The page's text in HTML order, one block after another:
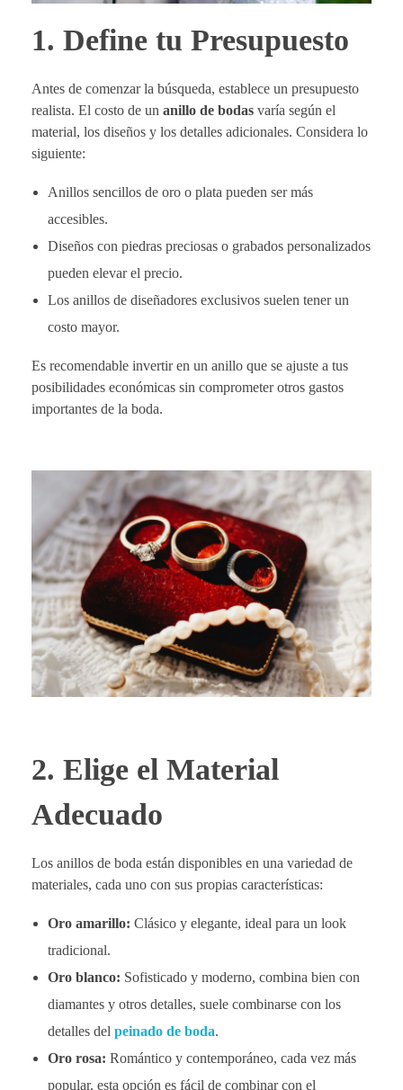
1. Define tu Presupuesto
Antes de comenzar la búsqueda, establece un presupuesto
realista. El costo de un anillo de bodas varía según el
material, los diseños y los detalles adicionales. Considera lo
siguiente:
Anillos sencillos de oro o plata pueden ser más
accesibles.
Diseños con piedras preciosas o grabados personalizados
pueden elevar el precio.
Los anillos de diseñadores exclusivos suelen tener un
costo mayor.
Es recomendable invertir en un anillo que se ajuste a tus
posibilidades económicas sin comprometer otros gastos
importantes de la boda.
2. Elige el Material
Adecuado
Los anillos de boda están disponibles en una variedad de
materiales, cada uno con sus propias características:
Oro amarillo: Clásico y elegante, ideal para un look
tradicional.
Oro blanco: Sofisticado y moderno, combina bien con
diamantes y otros detalles, suele combinarse con los
detalles del peinado de boda.
Oro rosa: Romántico y contemporáneo, cada vez más
popular, esta opción es fácil de combinar con el